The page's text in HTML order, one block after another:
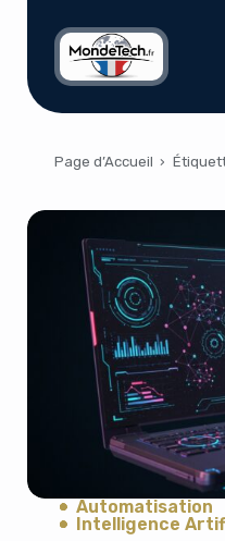
Page d’Accueil ›
Automatisation
Intelligence